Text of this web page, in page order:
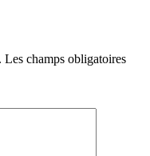
Les champs obligatoires